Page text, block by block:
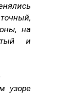
на
и
узоре